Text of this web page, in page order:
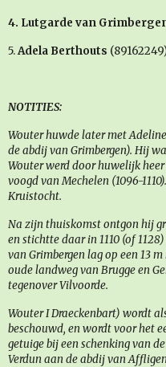
4. Lutgarde van
5.Adela Berthouts
NOTITIES:
Wouter huwde later met
de abdij van Grimbergen). Hij
Wouter werd door huwelijk
voogd van Mechelen (1096-
Kruistocht.
Na zijn thuiskomst ontgon hij
en stichtte daar in 1110 (of
van Grimbergen lag op een 13
oude landweg van Brugge en
tegenover Vilvoorde.
Wouter I Draeckenbart) wordt
beschouwd, en wordt voor het
getuige bij een schenking van
Verdun aan de abdij van